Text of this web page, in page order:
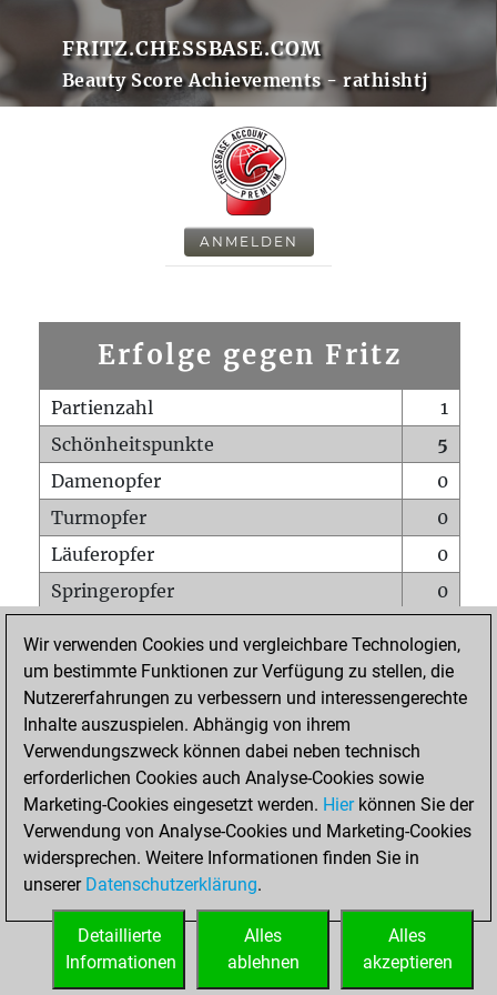
FRITZ.CHESSBASE.COM
Beauty Score Achievements - rathishtj
ANMELDEN
Erfolge gegen Fritz
Partienzahl
1
Schönheitspunkte
5
Damenopfer
0
Turmopfer
0
Läuferopfer
0
Springeropfer
0
Matt auf vollem Brett
0
Bauer setzt Matt
0
Erstickte Matts
Unterverwandlungen
Türme auf der siebten
0
STARTSEITE
Wir verwenden Cookies und vergleichbare Technologien,
um bestimmte Funktionen zur Verfügung zu stellen, die
Nutzererfahrungen zu verbessern und interessengerechte
Inhalte auszuspielen. Abhängig von ihrem
Verwendungszweck können dabei neben technisch
erforderlichen Cookies auch Analyse-Cookies sowie
Marketing-Cookies eingesetzt werden. Hierkönnen Sie der
Verwendung von Analyse-Cookies und Marketing-Cookies
widersprechen. Weitere Informationen finden Sie in
unserer Datenschutzerklärung.
Alles
akzeptieren
Alles
ablehnen
Detaillierte
Informationen